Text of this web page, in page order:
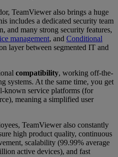
TeamViewer also brings a huge
includes a dedicated security team
and many strong security features,
management, and Conditional
layer between segmented IT and
compatibility, working off-the-
systems. At the same time, you get
known service platforms (for
meaning a simplified user
TeamViewer also constantly
high product quality, continuous
scalability (99.99% average
active devices), and fast